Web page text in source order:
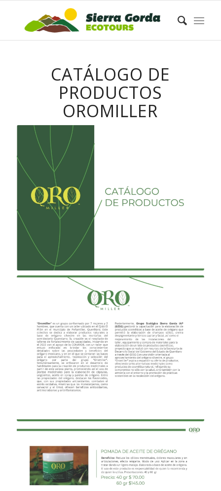
CATÁLOGO DE
PRODUCTOS
OROMILLER